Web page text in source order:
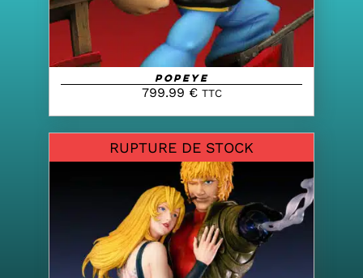
Popeye
799.99 € TTC
RUPTURE DE STOCK
DETAILS